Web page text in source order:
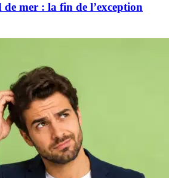
mer : la fin de l’exception